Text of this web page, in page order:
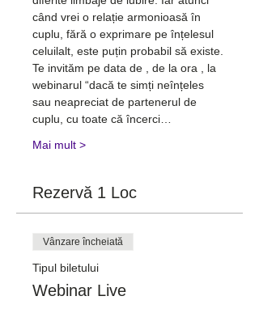
când vrei o relație armonioasă în
cuplu, fără o exprimare pe înțelesul
celuilalt, este puțin probabil să existe.
Te invităm pe data de
, de la ora
, la
webinarul “dacă te simți neînțeles
sau neapreciat de partenerul de
cuplu, cu toate că încerci…
Mai mult >
Rezervă 1 Loc
Vânzare încheiată
Tipul biletului
Webinar Live